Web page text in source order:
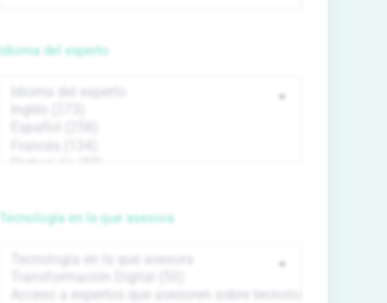
Idioma del experto
Tecnología en la que asesora